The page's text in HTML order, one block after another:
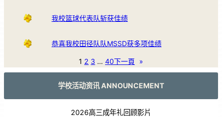
我校篮球代表队斩获佳绩
恭喜我校田径队队MSSD获多项佳绩
1 2 3 … 40下一頁 »
学校活动资讯 ANNOUNCEMENT
2026高三成年礼回顾影片